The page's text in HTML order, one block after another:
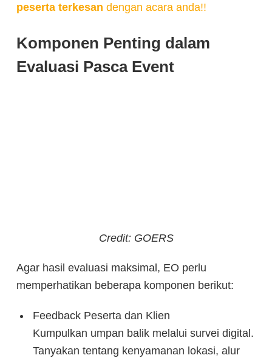
peserta terkesan dengan acara anda!!
Komponen Penting dalam
Evaluasi Pasca Event
Credit: GOERS
Agar hasil evaluasi maksimal, EO perlu
memperhatikan beberapa komponen berikut:
Feedback Peserta dan Klien
Kumpulkan umpan balik melalui survei digital.
Tanyakan tentang kenyamanan lokasi, alur